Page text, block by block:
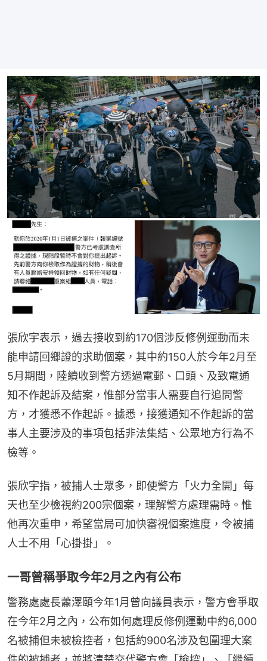
張欣宇表示，過去接收到約170個涉反修例運動而未
能申請回鄉證的求助個案，其中約150人於今年2月至
5月期間，陸續收到警方透過電郵、口頭、及致電通
知不作起訴及結案，惟部分當事人需要自行追問警
方，才獲悉不作起訴。據悉，接獲通知不作起訴的當
事人主要涉及的事項包括非法集結、公眾地方行為不
檢等。
張欣宇指，被捕人士眾多，即使警方「火力全開」每
天也至少檢視約200宗個案，理解警方處理需時。惟
他再次重申，希望當局可加快審視個案進度，令被捕
人士不用「心掛掛」。
一哥曾稱爭取今年2月之內有公布
警務處處長蕭澤頤今年1月曾向議員表示，警方會爭取
在今年2月之內，公布如何處理反修例運動中約6,000
名被捕但未被檢控者，包括約900名涉及包圍理大案